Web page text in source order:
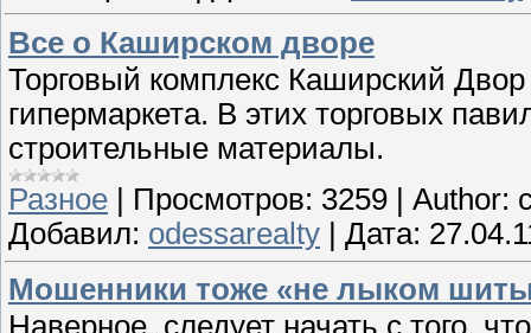
Все о Каширском дворе
Торговый комплекс Каширский
гипермаркета. В этих торговых
строительные материалы.
Разное | Просмотров: 3259 | Author:
Добавил: odessarealty | Дата:
Мошенники тоже «не лыком
Наверное, следует начать с того,